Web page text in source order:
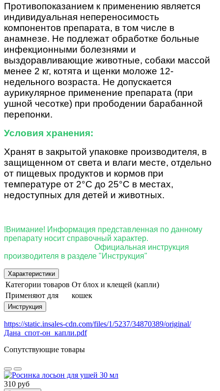
Противопоказанием к применению является
индивидуальная непереносимость
компонентов препарата, в том числе в
анамнезе. Не подлежат обработке больные
инфекционными болезнями и
выздоравливающие животные, собаки массой
менее 2 кг, котята и щенки моложе 12-
недельного возраста. Не допускается
аурикулярное применение препарата (при
ушной чесотке) при прободении барабанной
перепонки.
Условия хранения:
Хранят в закрытой упаковке производителя, в
защищенном от света и влаги месте, отдельно
от пищевых продуктов и кормов при
температуре от 2°С до 25°С в местах,
недоступных для детей и животных.
!Внимание! Информация представленная по данному
препарату носит справочный характер.
Официальная инструкция
производителя в разделе "Инструкция"
Характеристики
Категории товаров От блох и клещей (капли)
Применяют для
кошек
Инструкция
https://static.insales-cdn.com/files/1/5237/34870389/original/
Дана_спот-он_капли.pdf
Сопутствующие товары
310 руб